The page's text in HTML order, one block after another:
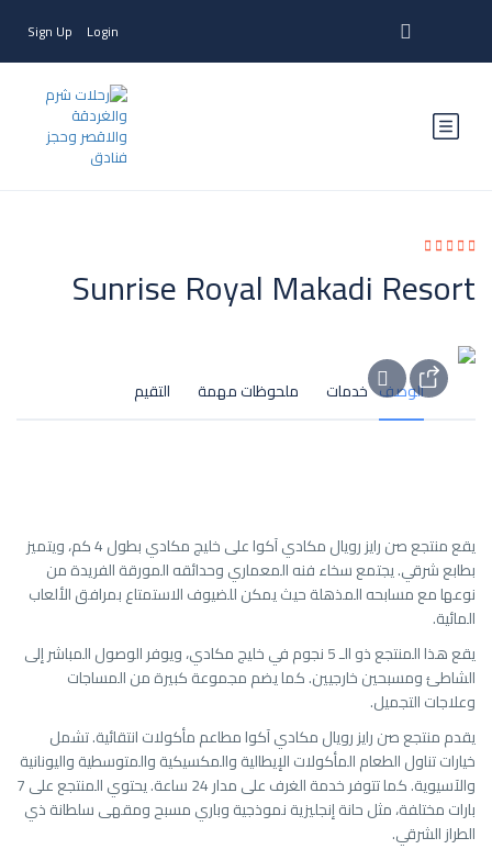
Login
Sign Up
Sunrise Royal Makadi Resort
الوصف خدمات ملحوظات مهمة التقيم
يقع منتجع صن رايز رويال مكادي آكوا على خليج مكادي بطول 4 كم، ويتميز
بطابع شرقي. يجتمع سخاء فنه المعماري وحدائقه المورقة الفريدة من
نوعها مع مسابحه المذهلة حيث يمكن للضيوف الاستمتاع بمرافق الألعاب
المائية.
يقع هذا المنتجع ذو الـ 5 نجوم في خليج مكادي، ويوفر الوصول المباشر إلى
الشاطئ ومسبحين خارجيين. كما يضم مجموعة كبيرة من المساجات
وعلاجات التجميل.
يقدم منتجع صن رايز رويال مكادي آكوا مطاعم مأكولات انتقائية. تشمل
خيارات تناول الطعام المأكولات الإيطالية والمكسيكية والمتوسطية واليونانية
والآسيوية. كما تتوفر خدمة الغرف على مدار 24 ساعة. يحتوي المنتجع على 7
بارات مختلفة، مثل حانة إنجليزية نموذجية وباري مسبح ومقهى سلطانة ذي
الطراز الشرقي.